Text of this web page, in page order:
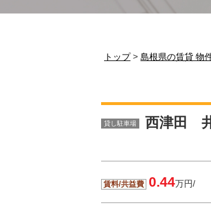
トップ> 島根県の賃貸 物
貸し駐車場 西津田
賃料/共益費 0.44万円/